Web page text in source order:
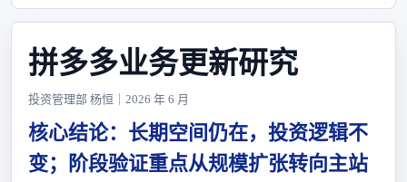
拼多多业务更新研究
投资管理部 杨恒｜2026 年 6 月
核心结论：长期空间仍在，投资逻辑不
变；阶段验证重点从规模扩张转向主站